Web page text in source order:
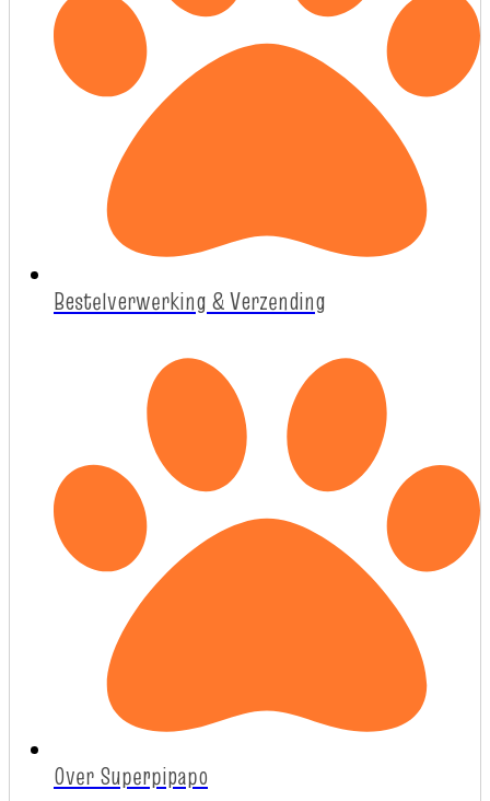
Bestelverwerking & Verzending
Over Superpipapo